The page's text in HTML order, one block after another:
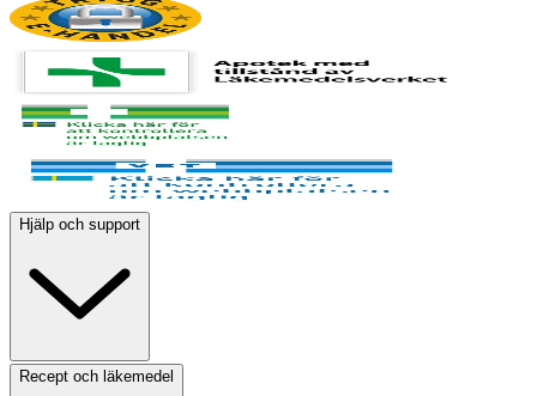
Hjälp och support
Recept och läkemedel